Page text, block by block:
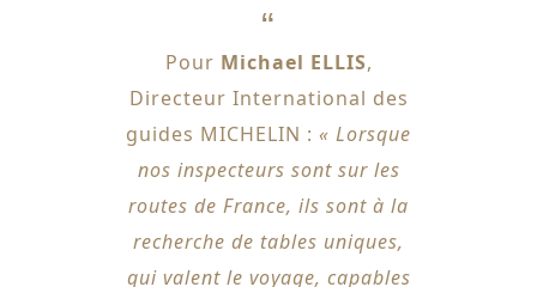
Pour Michael ELLIS,
Directeur International des
guides MICHELIN : « Lorsque
nos inspecteurs sont sur les
routes de France, ils sont à la
recherche de tables uniques,
qui valent le voyage, capables